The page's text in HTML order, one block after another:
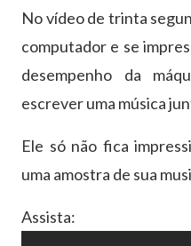
No vídeo de trinta
computador e se
desempenho da
escrever uma música
Ele só não fica
uma amostra de sua
Assista: